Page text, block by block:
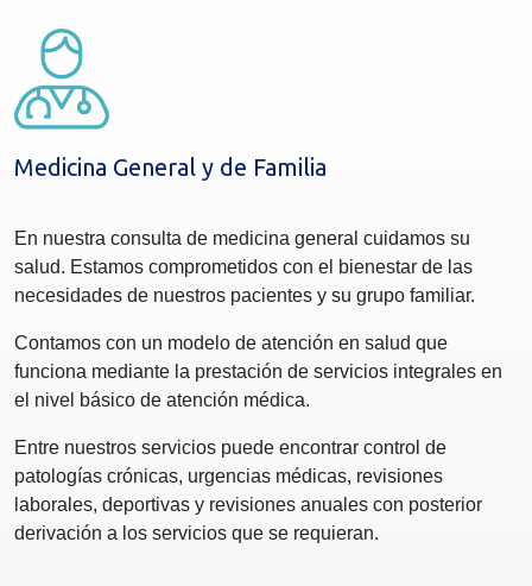
Medicina General y de Familia
En nuestra consulta de medicina general cuidamos su
salud. Estamos comprometidos con el bienestar de las
necesidades de nuestros pacientes y su grupo familiar.
Contamos con un modelo de atención en salud que
funciona mediante la prestación de servicios integrales en
el nivel básico de atención médica.
Entre nuestros servicios puede encontrar control de
patologías crónicas, urgencias médicas, revisiones
laborales, deportivas y revisiones anuales con posterior
derivación a los servicios que se requieran.